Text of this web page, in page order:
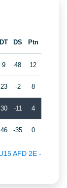
DT DS Ptn
9 48 12
23 -2 8
30 -11 4
46 -35 0
AFD 2E -